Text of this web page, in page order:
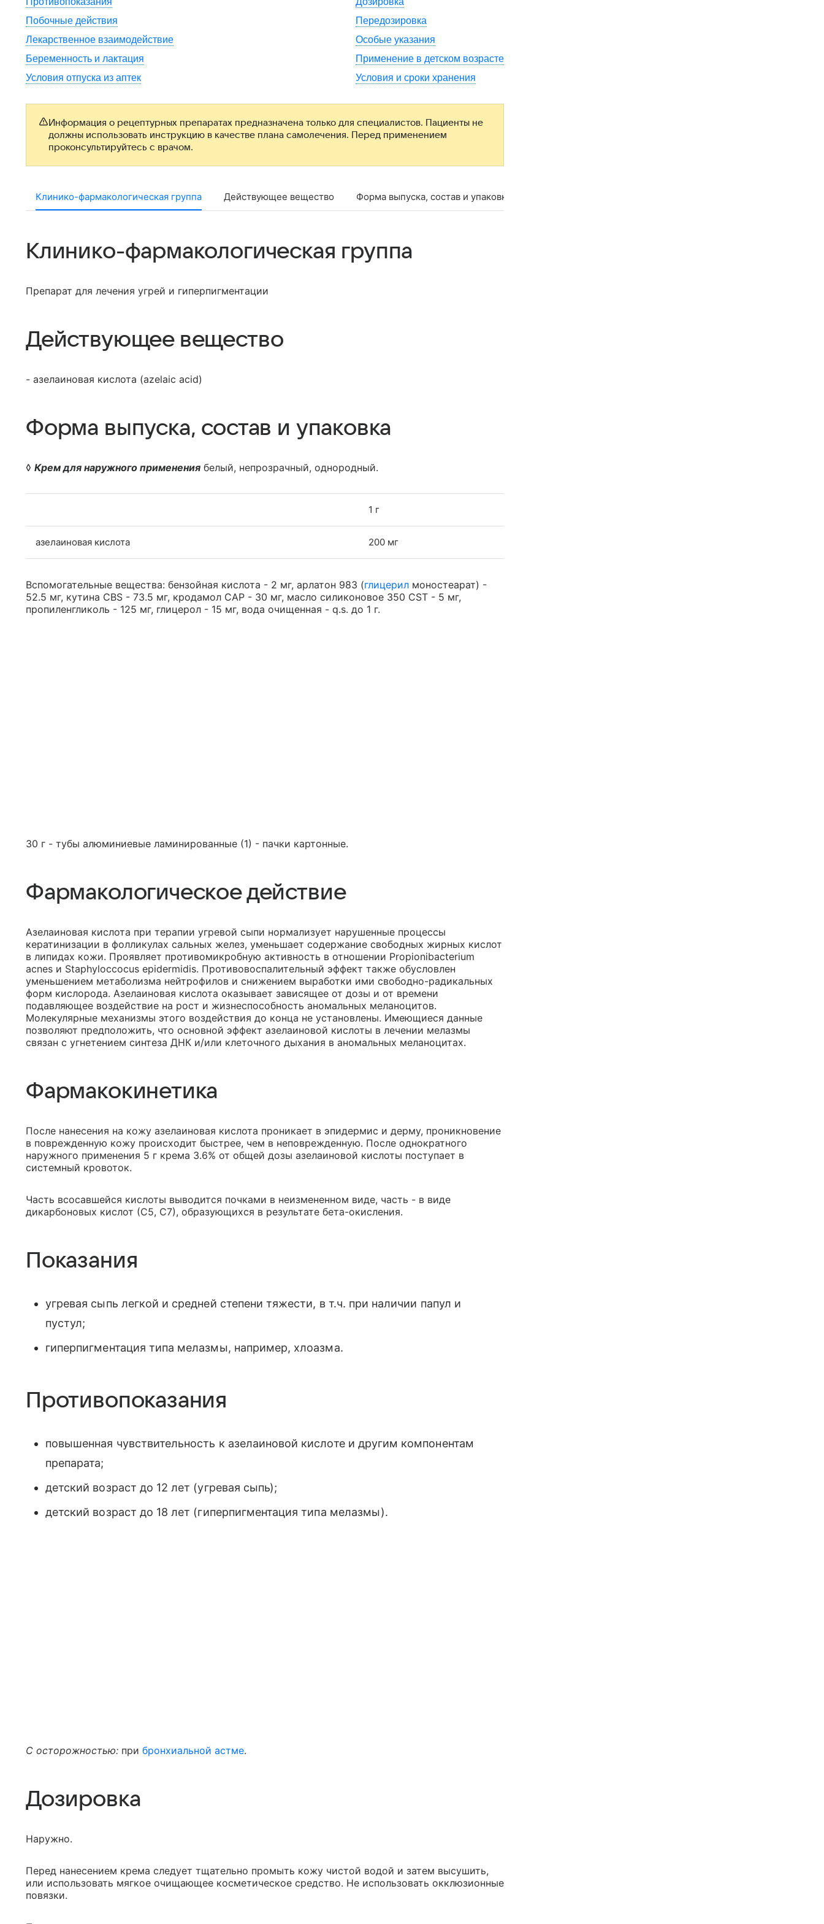
Побочные действия
Передозировка
Лекарственное взаимодействие
Особые указания
Беременность и лактация
Применение в детском возрасте
Условия отпуска из аптек
Условия и сроки хранения
Информация о рецептурных препаратах предназначена только для специалистов. Пациенты не
должны использовать инструкцию в качестве плана самолечения. Перед применением
проконсультируйтесь с врачом.
Клинико-фармакологическая группа Действующее вещество Форма выпуска, состав и упаковка
Клинико-фармакологическая группа
Препарат для лечения угрей и гиперпигментации
Действующее вещество
- азелаиновая кислота (azelaic acid)
Форма выпуска, состав и упаковка
◊ Крем для наружного применения белый, непрозрачный, однородный.
1 г
азелаиновая кислота 200 мг
Вспомогательные вещества: бензойная кислота - 2 мг, арлатон 983 (глицерил моностеарат) -
52.5 мг, кутина CBS - 73.5 мг, кродамол CAP - 30 мг, масло силиконовое 350 CST - 5 мг,
пропиленгликоль - 125 мг, глицерол - 15 мг, вода очищенная - q.s. до 1 г.
30 г - тубы алюминиевые ламинированные (1) - пачки картонные.
Фармакологическое действие
Азелаиновая кислота при терапии угревой сыпи нормализует нарушенные процессы
кератинизации в фолликулах сальных желез, уменьшает содержание свободных жирных кислот
в липидах кожи. Проявляет противомикробную активность в отношении Propionibacterium
acnes и Staphyloccocus epidermidis. Противовоспалительный эффект также обусловлен
уменьшением метаболизма нейтрофилов и снижением выработки ими свободно-радикальных
форм кислорода. Азелаиновая кислота оказывает зависящее от дозы и от времени
подавляющее воздействие на рост и жизнеспособность аномальных меланоцитов.
Молекулярные механизмы этого воздействия до конца не установлены. Имеющиеся данные
позволяют предположить, что основной эффект азелаиновой кислоты в лечении мелазмы
связан с угнетением синтеза ДНК и/или клеточного дыхания в аномальных меланоцитах.
Фармакокинетика
После нанесения на кожу азелаиновая кислота проникает в эпидермис и дерму, проникновение
в поврежденную кожу происходит быстрее, чем в неповрежденную. После однократного
наружного применения 5 г крема 3.6% от общей дозы азелаиновой кислоты поступает в
системный кровоток.
Часть всосавшейся кислоты выводится почками в неизмененном виде, часть - в виде
дикарбоновых кислот (С5, С7), образующихся в результате бета-окисления.
Показания
угревая сыпь легкой и средней степени тяжести, в т.ч. при наличии папул и
пустул;
гиперпигментация типа мелазмы, например, хлоазма.
Противопоказания
повышенная чувствительность к азелаиновой кислоте и другим компонентам
препарата;
детский возраст до 12 лет (угревая сыпь);
детский возраст до 18 лет (гиперпигментация типа мелазмы).
С осторожностью: при бронхиальной астме.
Дозировка
Наружно.
Перед нанесением крема следует тщательно промыть кожу чистой водой и затем высушить,
или использовать мягкое очищающее косметическое средство. Не использовать окклюзионные
повязки.